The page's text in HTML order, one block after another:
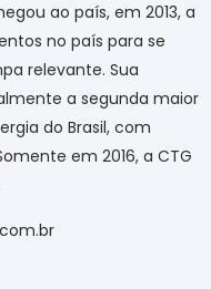
ao país, em 2013, a
no país para se
relevante. Sua
a segunda maior
do Brasil, com
em 2016, a CTG